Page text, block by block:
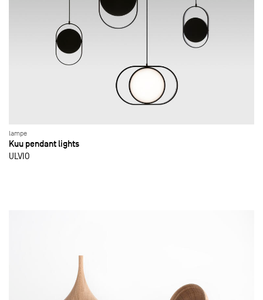
lampe
Kuu pendant lights
ULVIO